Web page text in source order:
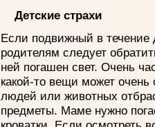
Детские страхи
Если подвижный в течение
родителям следует
ней погашен свет. Очень
какой-то вещи может
людей или животных
предметы. Маме нужно